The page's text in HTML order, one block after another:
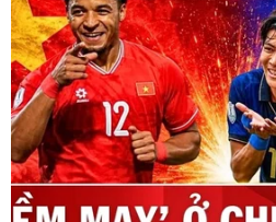
Đất khu đồng Sênh được quây
chốt tại tất cả các lối ra vào
(Nguồn:
Vụ việc xảy ra ngày 9/1 tại